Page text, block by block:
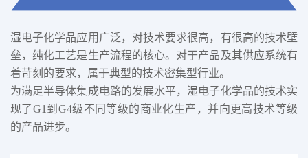
湿电子化学品应用广泛，对技术要求很高，有很高的技术壁
垒，纯化工艺是生产流程的核心。对于产品及其供应系统有
着苛刻的要求，属于典型的技术密集型行业。
为满足半导体集成电路的发展水平，湿电子化学品的技术实
现了G1到G4级不同等级的商业化生产，并向更高技术等级
的产品进步。